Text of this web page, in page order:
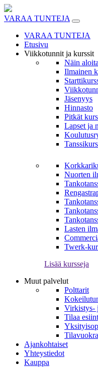
Skip
to
VARAA TUNTEJA
VARAA TUNTEJA
Etusivu
Viikkotunnit ja kurssit
Näin
Ilmainen
Jäsenyys
Hinnasto
Pitkät
Lapset ja
Nuorten
Lasten
Twerk-
Lisää kursseja
Muut palvelut
Polttarit
Virkistys-
Tilaa
Ajankohtaiset
Yhteystiedot
Kauppa